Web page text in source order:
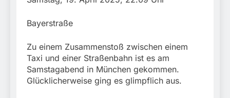
verletzt
Bayerstraße
Zu einem Zusammenstoß zwischen einem
Taxi und einer Straßenbahn ist es am
Samstagabend in München gekommen.
Glücklicherweise ging es glimpflich aus.